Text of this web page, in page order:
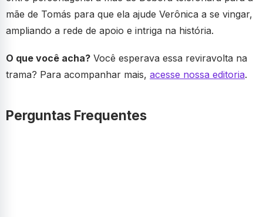
mãe de Tomás para que ela ajude Verônica a se vingar,
ampliando a rede de apoio e intriga na história.
O que você acha? Você esperava essa reviravolta na
trama? Para acompanhar mais, acesse nossa editoria.
Perguntas Frequentes